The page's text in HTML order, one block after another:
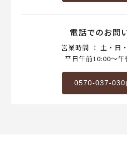
電話でのお問
営業時間 ： 土・日
平日午前10:00～午
0570-037-030(